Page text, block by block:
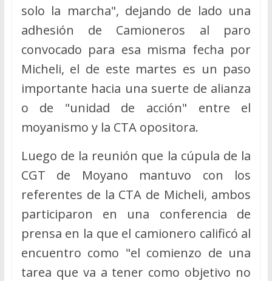
solo la marcha", dejando de lado una
adhesión de Camioneros al paro
convocado para esa misma fecha por
Micheli, el de este martes es un paso
importante hacia una suerte de alianza
o de "unidad de acción" entre el
moyanismo y la CTA opositora.
Luego de la reunión que la cúpula de la
CGT de Moyano mantuvo con los
referentes de la CTA de Micheli, ambos
participaron en una conferencia de
prensa en la que el camionero calificó al
encuentro como "el comienzo de una
tarea que va a tener como objetivo no